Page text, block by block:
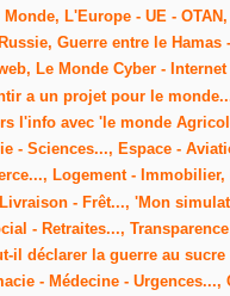
L'Europe - UE -
Guerre entre le
Le Monde Cyber -
a un projet pour le
l'info avec 'le monde
- Sciences..., Espace -
Logement -
- Frêt..., 'Mon
- Retraites...,
il déclarer la guerre au
- Médecine -